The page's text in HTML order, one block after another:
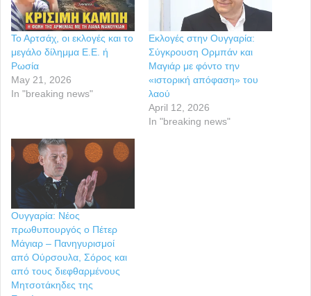
Το Αρτσάχ, οι εκλογές και το
μεγάλο δίλημμα Ε.Ε. ή
Ρωσία
May 21, 2026
In "breaking news"
Εκλογές στην Ουγγαρία:
Σύγκρουση Ορμπάν και
Μαγιάρ με φόντο την
«ιστορική απόφαση» του
λαού
April 12, 2026
In "breaking news"
Ουγγαρία: Νέος
πρωθυπουργός ο Πέτερ
Μάγιαρ – Πανηγυρισμοί
από Ούρσουλα, Σόρος και
από τους διεφθαρμένους
Μητσοτάκηδες της